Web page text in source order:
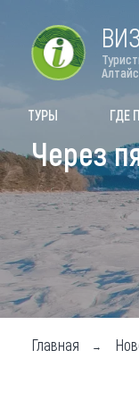
Форум
Туры
ТУРЫ ГДЕ
Через
Главная